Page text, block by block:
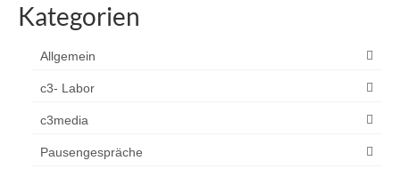
Kategorien
Allgemein
c3- Labor
c3media
Pausengespräche